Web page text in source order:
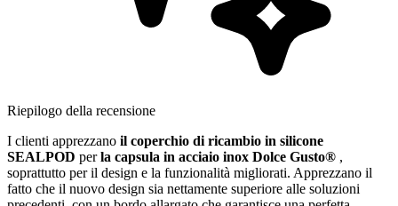
Riepilogo della recensione
I clienti apprezzano il coperchio di ricambio in silicone
SEALPOD perla capsula in acciaio inox Dolce Gusto® ,
soprattutto per il design e la funzionalità migliorati. Apprezzano il
fatto che il nuovo design sia nettamente superiore alle soluzioni